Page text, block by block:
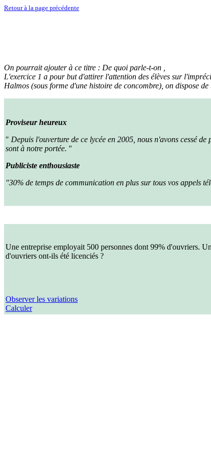
Retour à la page précédente
On pourrait ajouter à ce titre : De quoi parle-t-on ,
L'exercice 1 a pour but d'attirer l'attention des élèves sur
Halmos (sous forme d'une histoire de concombre), on dispose
Proviseur heureux
" Depuis l'ouverture de ce lycée en 2005, nous n'avons cessé
sont à notre portée. "
Publiciste enthousiaste
"30% de temps de communication en plus sur tous vos appels
Une entreprise employait 500 personnes dont 99% d'ouvriers.
d'ouvriers ont-ils été licenciés ?
Observer les variations
Calculer